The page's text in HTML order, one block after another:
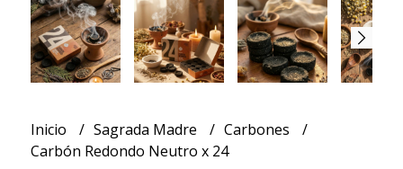
Inicio Sagrada Madre
Carbones
Carbón Redondo Neutro x 24